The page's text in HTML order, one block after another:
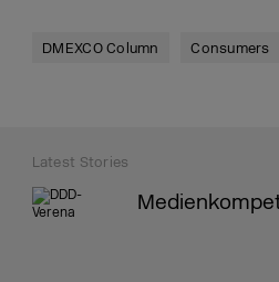
DMEXCO Column Consumers
Latest Stories